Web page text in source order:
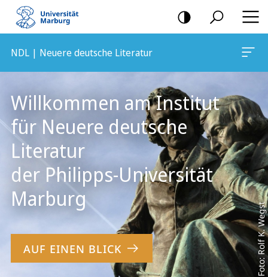
Mobile-
Navigation
NDL | Neuere deutsche Literatur
Foto: Rolf K. Wegst
Willkommen am Institut
für Neuere deutsche
Literatur
der Philipps-Universität
Marburg
AUF EINEN BLICK